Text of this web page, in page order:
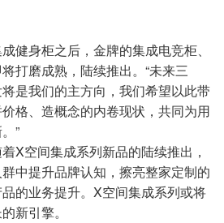
健身柜之后，金牌的集成电竞柜、
打磨成熟，陆续推出。“未来三
是我们的主方向，我们希望以此带
格、造概念的内卷现状，共同为用
”
X空间集成系列新品的陆续推出，
中提升品牌认知，擦亮整家定制的
的业务提升。X空间集成系列或将
新引擎。